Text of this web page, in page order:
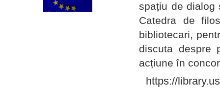
spațiu de dialog
Catedra de
bibliotecari,
discuta despre
acțiune în
https://